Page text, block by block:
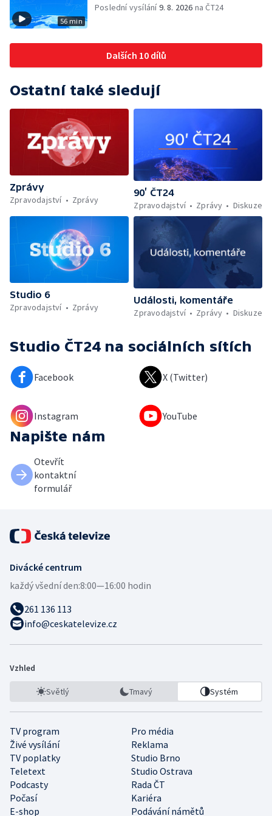
56 min
Poslední vysílání9. 8. 2026 na ČT24
Dalších 10 dílů
Ostatní také sledují
Zprávy
Zpravodajství
Zprávy
90’ ČT24
Zpravodajství
Zprávy Diskuze
Studio 6
Zpravodajství
Zprávy
Události, komentáře
Zpravodajství
Zprávy Diskuze
Studio ČT24 na sociálních sítích
Facebook X (Twitter)
Instagram YouTube
Napište nám
Otevřít
kontaktní
formulář
Divácké centrum
každý všední den:8:00—16:00 hodin
261 136 113
info@ceskatelevize.cz
Vzhled
Světlý Tmavý Systém
TV program
Pro média
Živé vysílání
Reklama
TV poplatky
Studio Brno
Teletext
Studio Ostrava
Podcasty
Rada ČT
Počasí
Kariéra
E-shop
Podávání námětů